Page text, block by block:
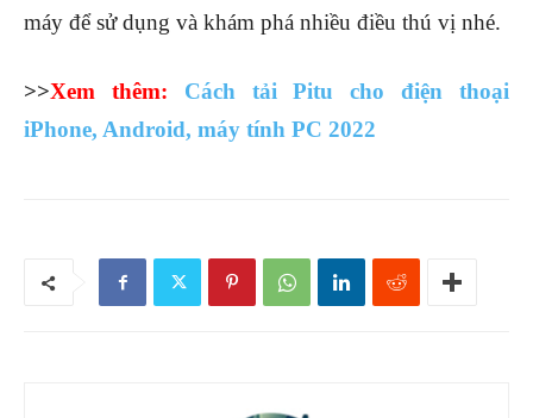
máy để sử dụng và khám phá nhiều điều thú vị nhé.
>>Xem thêm:
Cách tải Pitu cho điện thoại
iPhone, Android, máy tính PC 2022